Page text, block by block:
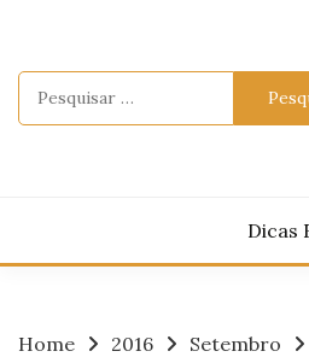
content
Dicas
Home 2016 Setembro